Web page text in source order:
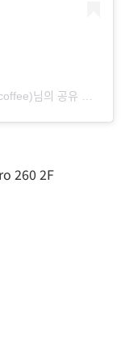
260 2F